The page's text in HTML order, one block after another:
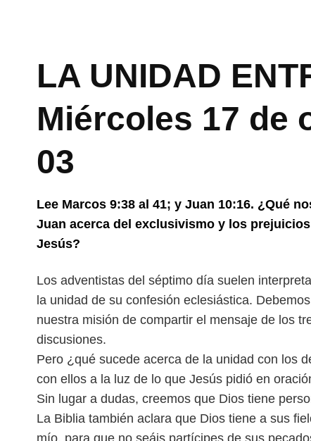
LA UNIDAD
Miércoles 17 de
03
Lee Marcos 9:38 al 41; y Juan 10:16. ¿Qué
Juan acerca del exclusivismo y los
Jesús?
Los adventistas del séptimo día suelen
la unidad de su confesión eclesiástica.
nuestra misión de compartir el mensaje de los
discusiones.
Pero ¿qué sucede acerca de la unidad con los
con ellos a la luz de lo que Jesús pidió en
Sin lugar a dudas, creemos que Dios tiene
La Biblia también aclara que Dios tiene a sus
mío, para que no seáis partícipes de sus